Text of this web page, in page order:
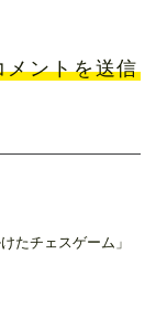
たチェスゲーム」